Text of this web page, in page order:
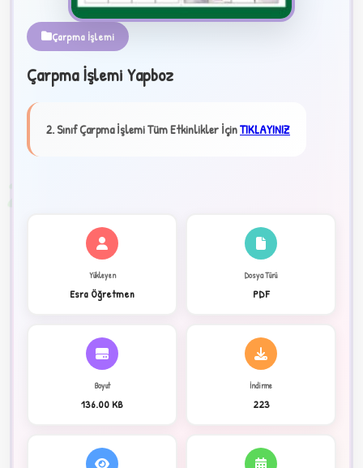
✦
Çarpma İşlemi
Çarpma İşlemi Yapboz
2. Sınıf Çarpma İşlemi Tüm Etkinlikler İçinTIKLAYINIZ
Yükleyen
Esra Öğretmen
Dosya Türü
PDF
Boyut
136.00 KB
İndirme
223
★